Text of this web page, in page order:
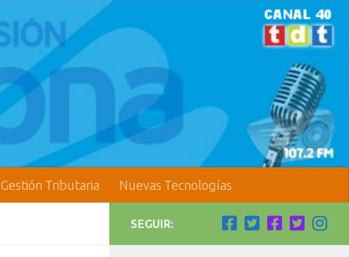
Gestión Tributaria Nuevas Tecnologías
SEGUIR: